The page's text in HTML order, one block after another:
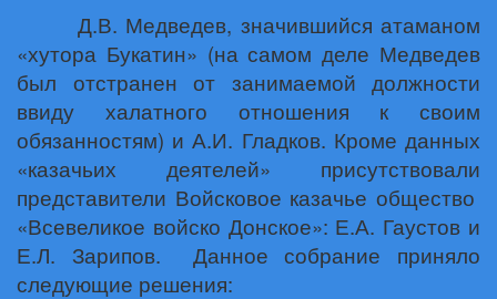
Д.В. Медведев, значившийся атаманом
«хутора Букатин» (на самом деле Медведев
был отстранен от занимаемой должности
ввиду халатного отношения к своим
обязанностям) и А.И. Гладков. Кроме данных
«казачьих деятелей» присутствовали
представители Войсковое казачье общество
«Всевеликое войско Донское»: Е.А. Гаустов и
Е.Л. Зарипов.
Данное собрание приняло
следующие решения: